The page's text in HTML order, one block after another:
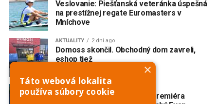
Veslovanie: Piešťanská veteránka úspešná
na prestížnej regate Euromasters v
Mníchove
AKTUALITY 2 dni ago
Domoss skončil. Obchodný dom zavreli,
eshop tiež
AKTUALITY 3 dni ago
V Trnave vzniká slovenská premiéra
×
Táto webová lokalita
používa súbory cookie